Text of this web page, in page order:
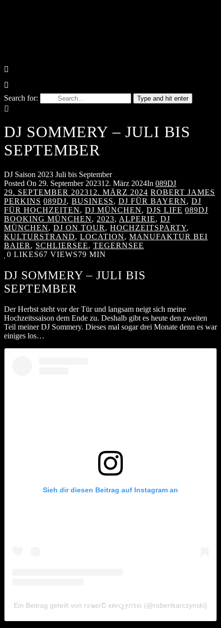
Search for: Type and hit enter
DJ SOMMERY – JULI BIS
SEPTEMBER
DJ Saison 2023 Juli bis September
Posted On 29. September 202312. März 2024In 089DJ
29. SEPTEMBER 202312. MÄRZ 2024 ROBERT JAMES
PERKINS 089DJ, BUSINESS, DJ FÜR BAYERN, DJ
FÜR HOCHZEITEN, DJ MÜNCHEN, DJS LIFE 089DJ
BOOKING MÜNCHEN, 2023, ALPERIE, DJ
MÜNCHEN, DJ ON TOUR , HOCHZEITSPARTY,
KULTURSTRAND, LOCATION, MANUFAKTUR BEI
BAIER , SCHLIERSEE, TEGERNSEE
0 LIKES67 VIEWS79 MIN
DJ SOMMERY – JULI BIS
SEPTEMBER
Der Herbst steht vor der Tür und langsam neigt sich meine
Hochzeitssaison dem Ende zu. Deshalb gibt es heute den zweiten
Teil meiner DJ Sommery. Dieses mal sogar drei Monate denn es war
einiges los…
Sieh dir diesen Beitrag auf Instagram an
Ein Beitrag geteilt von г๏๒єгՇ кคгςչץภรкเ (@robertkarczynski)